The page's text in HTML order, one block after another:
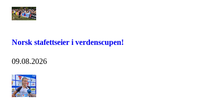
Norsk stafettseier i verdenscupen!
09.08.2026